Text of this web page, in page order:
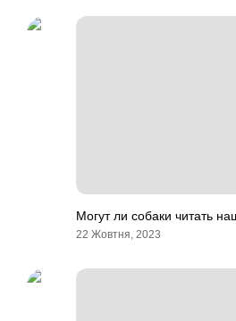
Могут ли собаки читать
22 Жовтня, 2023